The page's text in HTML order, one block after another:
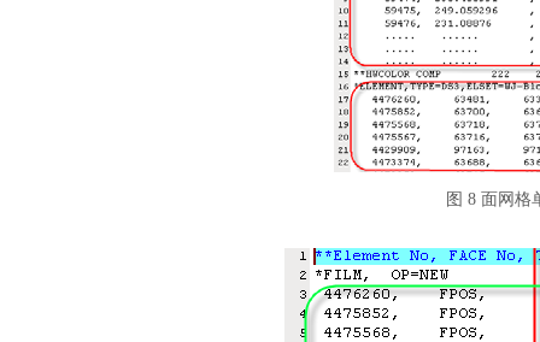
图 8 面网格